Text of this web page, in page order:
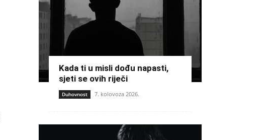
Kada ti u misli dođu napasti,
sjeti se ovih riječi
Duhovnost 7. kolovoza 2026.